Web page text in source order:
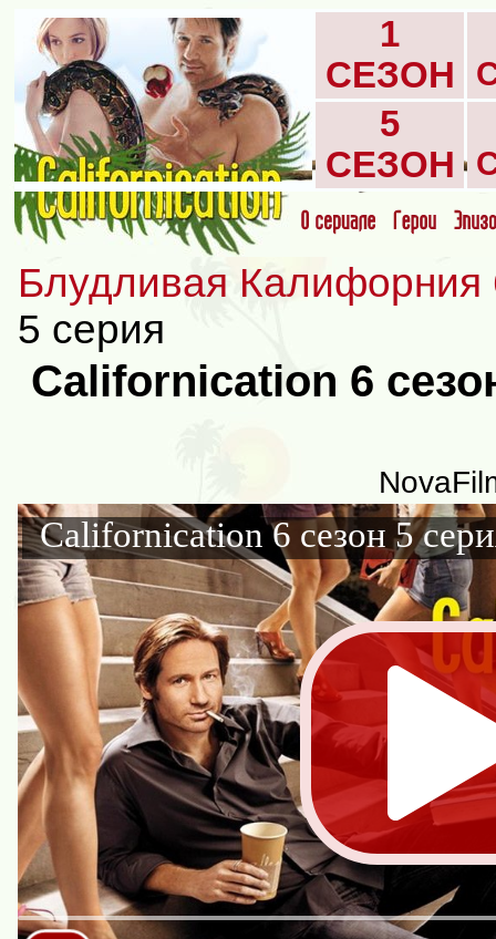
1
СЕЗОН
5
СЕЗОН
Блудливая Калифорния
5 серия
Californication 6
Californication 6 сезон 5